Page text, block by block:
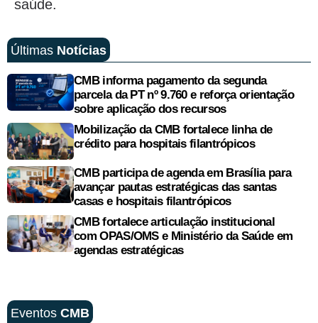
saúde.
Últimas Notícias
CMB informa pagamento da segunda
parcela da PT nº 9.760 e reforça orientação
sobre aplicação dos recursos
Mobilização da CMB fortalece linha de
crédito para hospitais filantrópicos
CMB participa de agenda em Brasília para
avançar pautas estratégicas das santas
casas e hospitais filantrópicos
CMB fortalece articulação institucional
com OPAS/OMS e Ministério da Saúde em
agendas estratégicas
Eventos CMB